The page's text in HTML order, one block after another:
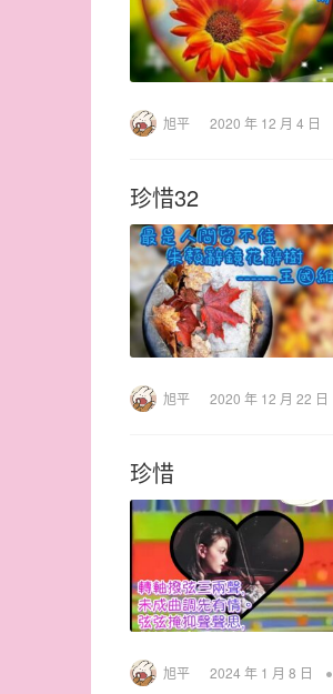
旭平 2020 年 12 月 4 日
珍惜32
旭平 2020 年 12 月 22 日
珍惜
旭平 2024 年 1 月 8 日 •